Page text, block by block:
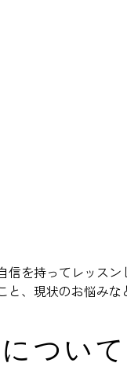
を持ってレッス
、現状のお悩みな
ついて